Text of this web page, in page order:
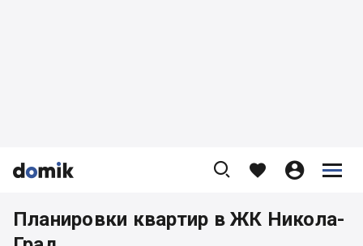


    


Планировки квартир в ЖК Никола-